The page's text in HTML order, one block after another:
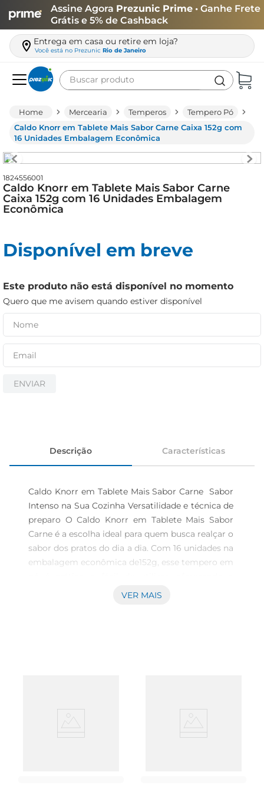
Assine Agora Prezunic Prime • Ganhe Frete
Grátis e 5% de Cashback
Entrega em casa ou retire em loja?
Você está no Prezunic Rio de Janeiro
Buscar produto
Mercearia Temperos
Tempero Pó
Caldo Knorr em Tablete Mais Sabor Carne Caixa 152g com
16 Unidades Embalagem Econômica
1824556001
Caldo Knorr em Tablete Mais Sabor Carne
Caixa 152g com 16 Unidades Embalagem
Econômica
Disponível em breve
Este produto não está disponível no momento
Quero que me avisem quando estiver disponível
ENVIAR
Descrição Características
Caldo Knorr em Tablete Mais Sabor Carne  Sabor
Intenso na Sua Cozinha Versatilidade e técnica de
preparo O Caldo Knorr em Tablete Mais Sabor
Carne é a escolha ideal para quem busca realçar o
sabor dos pratos do dia a dia. Com 16 unidades na
embalagem econômica de152g, esse tempero em
quantidade perfeita para garantir um gosto
podem ser dissolvidos em água quente,
VER MAIS
leite
café
queijo
biscoito
arroz
papel higiênico
cerveja